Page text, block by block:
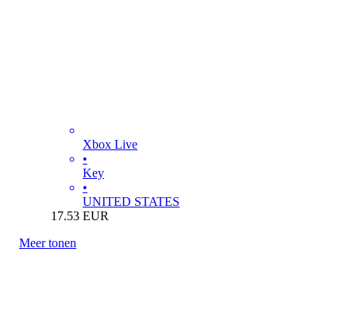
Xbox Live
•
Key
•
UNITED STATES
17.53 EUR
Meer tonen